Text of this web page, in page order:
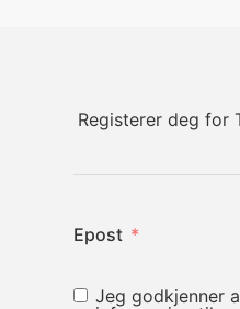
Registerer deg for
Epost
Jeg godkjenner